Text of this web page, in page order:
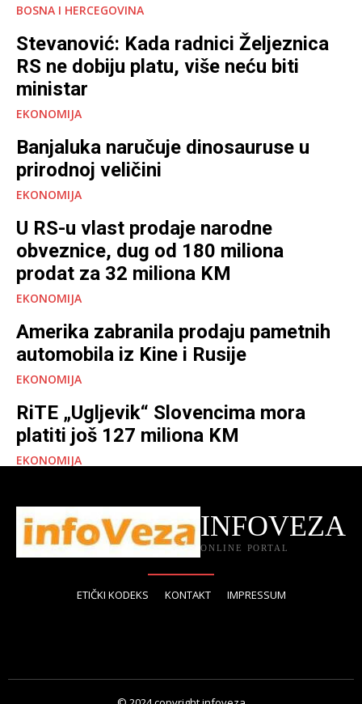
BOSNA I HERCEGOVINA
Stevanović: Kada radnici Željeznica
RS ne dobiju platu, više neću biti
ministar
EKONOMIJA
Banjaluka naručuje dinosauruse u
prirodnoj veličini
EKONOMIJA
U RS-u vlast prodaje narodne
obveznice, dug od 180 miliona
prodat za 32 miliona KM
EKONOMIJA
Amerika zabranila prodaju pametnih
automobila iz Kine i Rusije
EKONOMIJA
RiTE „Ugljevik“ Slovencima mora
platiti još 127 miliona KM
EKONOMIJA
INFOVEZA
ONLINE PORTAL
ETIČKI KODEKS KONTAKT IMPRESSUM